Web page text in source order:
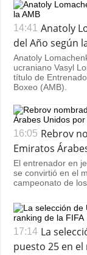
14:41
Anatoly
del Año según
Anatoly
ucraniano Vasyl
título de
Boxeo (AMB).
16:05 Rebrov
Emiratos
El entrenador en
se convirtió en el
campeonato de
17:14 La
puesto 25 en el